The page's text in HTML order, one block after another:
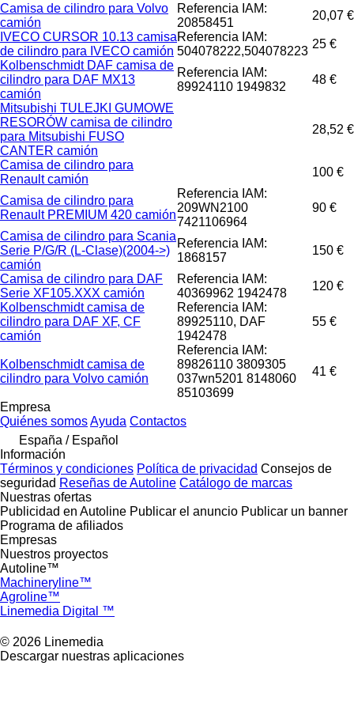
Camisa de cilindro para Volvo
camión
Referencia IAM:
20858451
20,07 €
IVECO CURSOR 10.13 camisa
de cilindro para IVECO camión
Referencia IAM:
504078222,504078223
25 €
Kolbenschmidt DAF camisa de
cilindro para DAF MX13
camión
Referencia IAM:
89924110 1949832
48 €
Mitsubishi TULEJKI GUMOWE
RESORÓW camisa de cilindro
para Mitsubishi FUSO
CANTER camión
28,52 €
Camisa de cilindro para
Renault camión
100 €
Camisa de cilindro para
Renault PREMIUM 420 camión
Referencia IAM:
209WN2100
7421106964
90 €
Camisa de cilindro para Scania
Serie P/G/R (L-Clase)(2004->)
camión
Referencia IAM:
1868157
150 €
Camisa de cilindro para DAF
Serie XF105.XXX camión
Referencia IAM:
40369962 1942478
120 €
Kolbenschmidt camisa de
cilindro para DAF XF, CF
camión
Referencia IAM:
89925110, DAF
1942478
55 €
Kolbenschmidt camisa de
cilindro para Volvo camión
Referencia IAM:
89826110 3809305
037wn5201 8148060
85103699
41 €
Empresa
Quiénes somosAyuda Contactos
España / Español
Información
Términos y condiciones Política de privacidad Consejos de
seguridad Reseñas de Autoline Catálogo de marcas
Nuestras ofertas
Publicidad en Autoline Publicar el anuncio Publicar un banner
Programa de afiliados
Empresas
Nuestros proyectos
Autoline™
Machineryline™
Agroline™
Linemedia Digital ™
© 2026 Linemedia
Descargar nuestras aplicaciones